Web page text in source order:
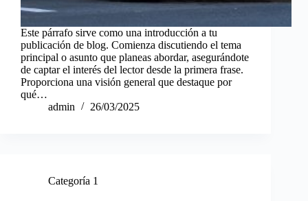
Este párrafo sirve como una introducción a tu
publicación de blog. Comienza discutiendo el tema
principal o asunto que planeas abordar, asegurándote
de captar el interés del lector desde la primera frase.
Proporciona una visión general que destaque por
qué…
admin
26/03/2025
Categoría 1